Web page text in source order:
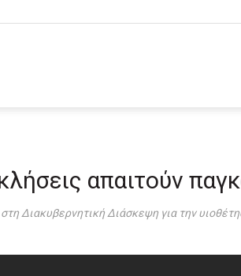
απαιτούν
Διακυβερνητική Διάσκεψη για την